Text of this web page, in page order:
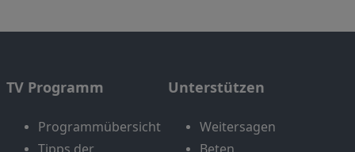
TV Programm
Programmübersicht
Unterstützen
Weitersagen